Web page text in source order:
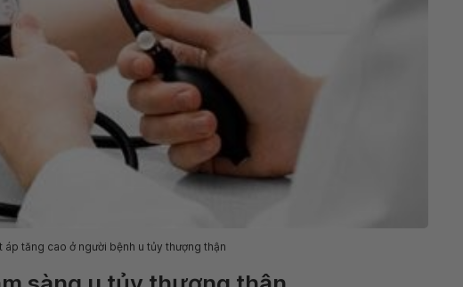
áp tăng cao ở người bệnh u tủy thượng thận